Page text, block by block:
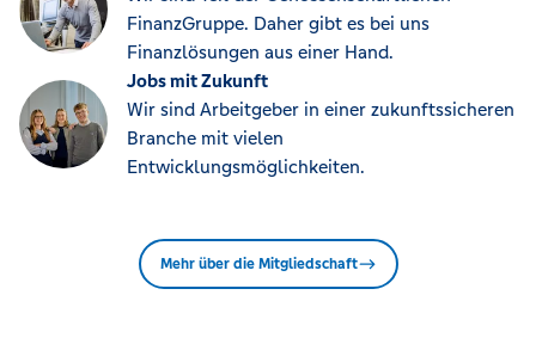
FinanzGruppe. Daher gibt es bei uns
Finanzlösungen aus einer Hand.
Jobs mit Zukunft
Wir sind Arbeitgeber in einer zukunftssicheren
Branche mit vielen
Entwicklungsmöglichkeiten.
Mehr über die Mitgliedschaft